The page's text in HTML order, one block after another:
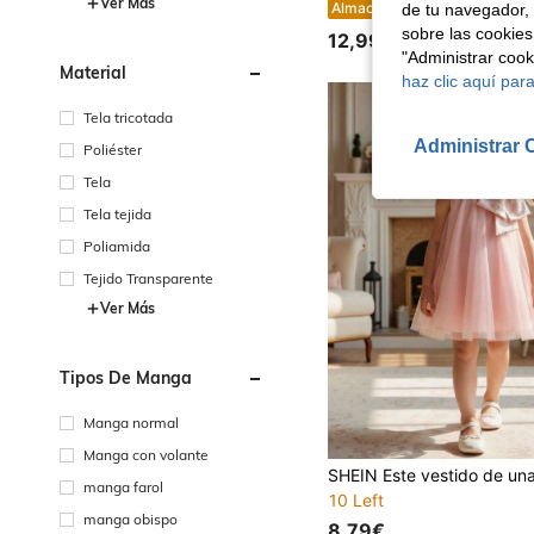
Material
Tela tricotada
Poliéster
Tela
Tela tejida
Poliamida
Tejido Transparente
Ver Más
Tipos De Manga
Manga normal
Manga con volante
manga farol
manga obispo
Almacén UE SHEIN Vestido corto de manga corta con bordado floral de
12,99€
10 Left
de tu
sobre las
"Administrar
haz clic aquí
Administrar